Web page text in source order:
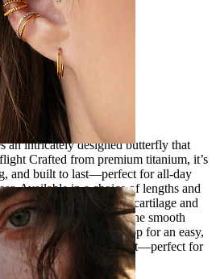
the whole jewelry
an intricately designed butterfly that
Crafted from premium titanium, it’s
and built to last—perfect for all-day
Available in a choice of lengths and
this piece is great for cartilage and
threading means only the smooth
screw on the top for an easy,
strong, and built to last—perfect for
of wear.